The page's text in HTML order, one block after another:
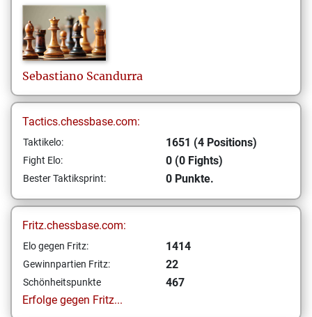
Sebastiano Scandurra
Tactics.chessbase.com:
Taktikelo: 1651 (4 Positions)
Fight Elo: 0 (0 Fights)
Bester Taktiksprint: 0 Punkte.
Fritz.chessbase.com:
Elo gegen Fritz: 1414
Gewinnpartien Fritz: 22
Schönheitspunkte
467
Erfolge gegen Fritz...